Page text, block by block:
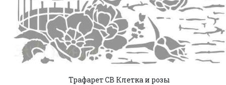
Трафарет CB Клетка и розы